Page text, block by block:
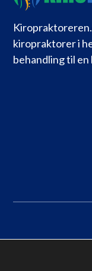
kiropraktorer i
behandling til